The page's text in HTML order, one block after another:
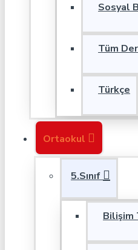
Sosyal
Tüm
Türkçe
Ortaokul
5.Sınıf
Bilişim